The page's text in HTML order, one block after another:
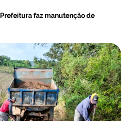
Prefeitura faz manutenção de